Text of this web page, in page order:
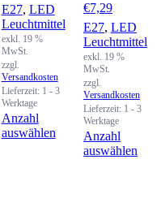
E27, LED
Leuchtmittel
exkl. 19 %
MwSt.
zzgl.
Versandkosten
Lieferzeit: 1 - 3
Werktage
Anzahl
auswählen
€7,29
E27, LED
Leuchtmittel
exkl. 19 %
MwSt.
zzgl.
Versandkosten
Lieferzeit: 1 - 3
Werktage
Anzahl
auswählen